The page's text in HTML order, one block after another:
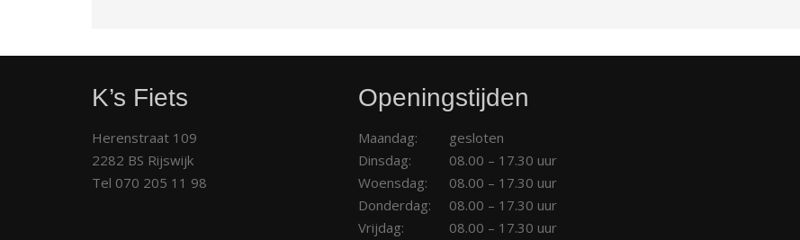
K’s Fiets
Herenstraat 109
2282 BS Rijswijk
Tel 070 205 11 98
Openingstijden
Maandag:
gesloten
Dinsdag:
08.00 – 17.30 uur
Woensdag:
08.00 – 17.30 uur
Donderdag:
08.00 – 17.30 uur
Vrijdag:
08.00 – 17.30 uur